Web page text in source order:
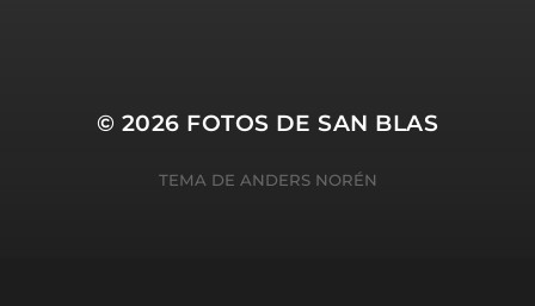
© 2026 FOTOS DE SAN BLAS
TEMA DE ANDERS NORÉN